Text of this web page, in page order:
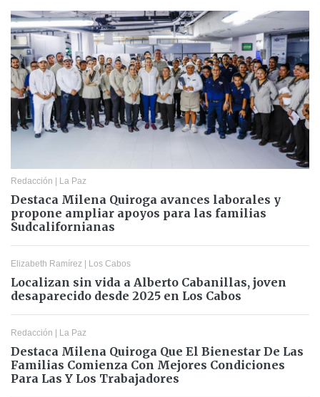
Redacción | La Paz
Destaca Milena Quiroga avances laborales y
propone ampliar apoyos para las familias
Sudcalifornianas
Elizabeth Ramírez | Los Cabos
Localizan sin vida a Alberto Cabanillas, joven
desaparecido desde 2025 en Los Cabos
Redacción | La Paz
Destaca Milena Quiroga Que El Bienestar De Las
Familias Comienza Con Mejores Condiciones
Para Las Y Los Trabajadores